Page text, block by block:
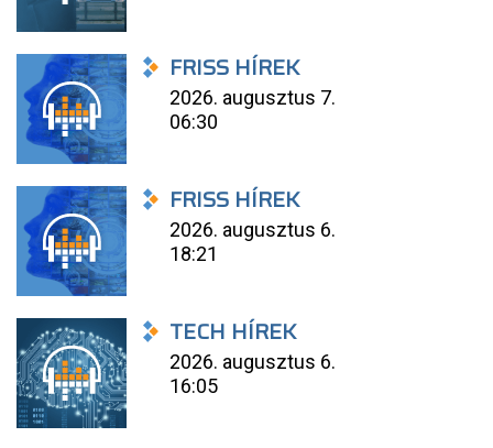
FRISS HÍREK
2026. augusztus 7.
06:30
FRISS HÍREK
2026. augusztus 6.
18:21
TECH HÍREK
2026. augusztus 6.
16:05